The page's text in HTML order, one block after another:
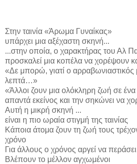
Στην ταινία «Άρωμα Γυναίκας»
υπάρχει μια αξέχαστη σκηνή...
...στην οποία, ο χαρακτήρας του Αλ
προσκαλεί μια κοπέλα να χορέψουν
«Δε μπορώ, γιατί ο αρραβωνιαστικός
λεπτά…»
«Άλλοι ζουν μια ολόκληρη ζωή σε
απαντά εκείνος και την σηκώνει να
Αυτή η μικρή σκηνή ...
είναι η πιο ωραία στιγμή της ταινίας
Κάποια άτομα ζουν τη ζωή τους
χρόνο
Για άλλους ο χρόνος αργεί να
Βλέπουν το μέλλον αγχωμένοι